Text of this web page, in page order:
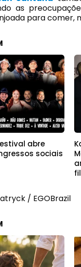
as
para comer,
abre
sociais
/ EGOBrazil